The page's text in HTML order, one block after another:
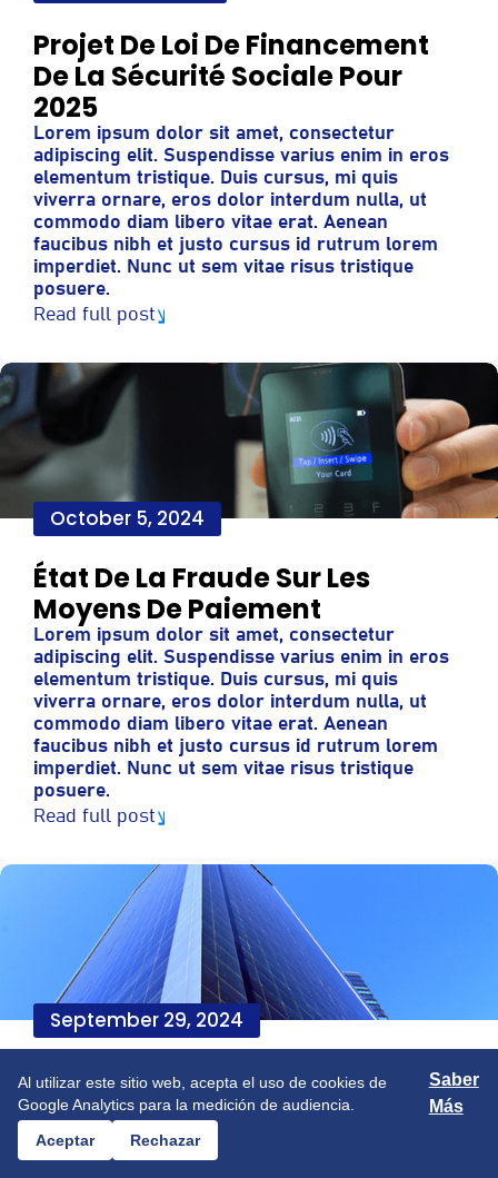
Projet De Loi De Financement
De La​ Sécurité Sociale Pour
2025
Lorem ipsum dolor sit amet, consectetur
adipiscing elit. Suspendisse varius enim in eros
elementum tristique. Duis cursus, mi quis
viverra ornare, eros dolor interdum nulla, ut
commodo diam libero vitae erat. Aenean
faucibus nibh et justo cursus id rutrum lorem
imperdiet. Nunc ut sem vitae risus tristique
posuere.
Read full post
October 5, 2024
État De La Fraude Sur Les
Moyens De Paiement
Lorem ipsum dolor sit amet, consectetur
adipiscing elit. Suspendisse varius enim in eros
elementum tristique. Duis cursus, mi quis
viverra ornare, eros dolor interdum nulla, ut
commodo diam libero vitae erat. Aenean
faucibus nibh et justo cursus id rutrum lorem
imperdiet. Nunc ut sem vitae risus tristique
posuere.
Read full post
September 29, 2024
L'assurance Au Royaume-Uni
Lorem ipsum dolor sit amet, consectetur
adipiscing elit. Suspendisse varius enim in eros
elementum tristique. Duis cursus, mi quis
Al utilizar este sitio web, acepta el uso de cookies de
Google Analytics para la medición de audiencia.
Saber
Más
Aceptar Rechazar